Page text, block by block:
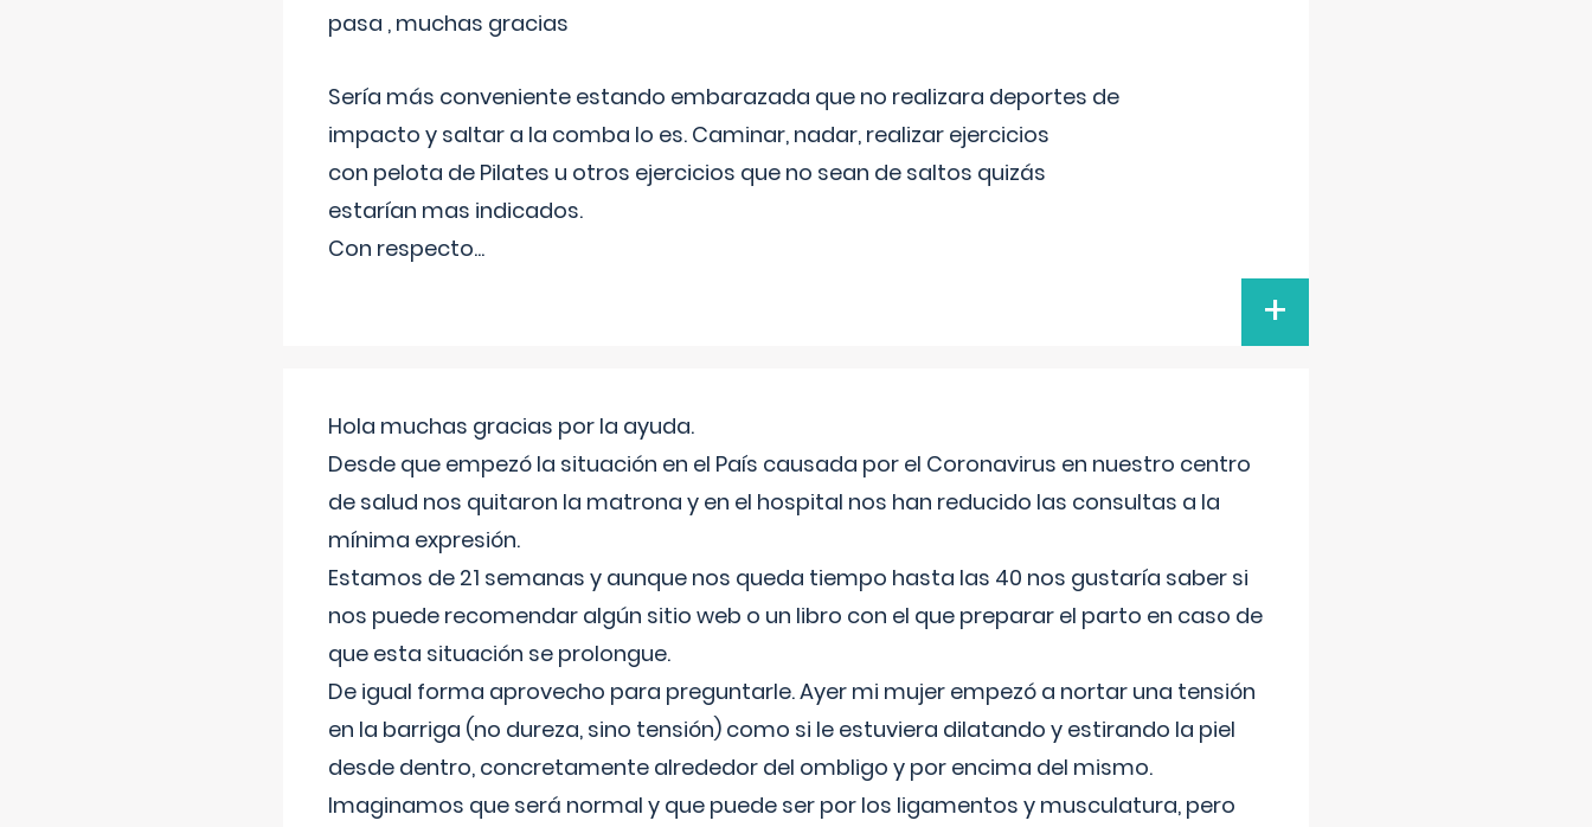
pasa , muchas gracias
Sería más conveniente estando embarazada que no realizara deportes de
impacto y saltar a la comba lo es. Caminar, nadar, realizar ejercicios
con pelota de Pilates u otros ejercicios que no sean de saltos quizás
estarían mas indicados.
Con respecto...
+
Hola muchas gracias por la ayuda.
Desde que empezó la situación en el País causada por el Coronavirus en nuestro centro
de salud nos quitaron la matrona y en el hospital nos han reducido las consultas a la
mínima expresión.
Estamos de 21 semanas y aunque nos queda tiempo hasta las 40 nos gustaría saber si
nos puede recomendar algún sitio web o un libro con el que preparar el parto en caso de
que esta situación se prolongue.
De igual forma aprovecho para preguntarle. Ayer mi mujer empezó a nortar una tensión
en la barriga (no dureza, sino tensión) como si le estuviera dilatando y estirando la piel
desde dentro, concretamente alrededor del ombligo y por encima del mismo.
Imaginamos que será normal y que puede ser por los ligamentos y musculatura, pero